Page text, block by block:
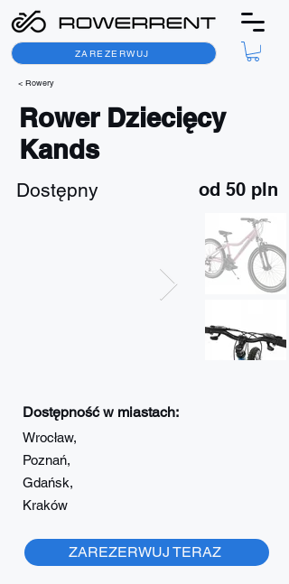
ZAREZERWUJ
< Rowery
Rower Dziecięcy
Kands
Dostępny od 50 pln
Dostępność w miastach:
Wrocław,
Poznań,
Gdańsk,
Kraków
ZAREZERWUJ TERAZ